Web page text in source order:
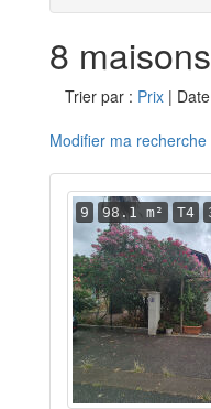
Trier par : Prix | Date
Modifier ma recherche
9 98.1 m² T4